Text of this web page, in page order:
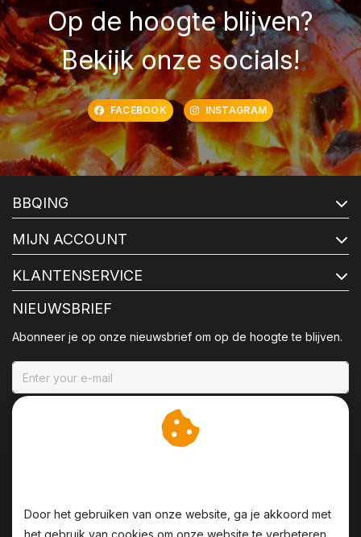
Op de hoogte blijven?
Bekijk onze socials!
FACEBOOK INSTAGRAM
BBQING
MIJN ACCOUNT
KLANTENSERVICE
NIEUWSBRIEF
Abonneer je op onze nieuwsbrief om op de hoogte te blijven.
Door het gebruiken van onze website, ga je akkoord met
het gebruik van cookies om onze website te verbeteren.